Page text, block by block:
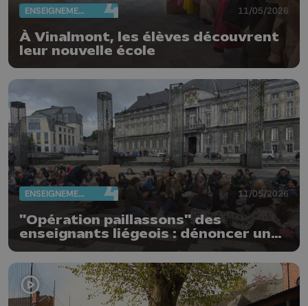
ENSEIGNEMENT 11/05/2026
À Vinalmont, les élèves découvrent
leur nouvelle école
ENSEIGNEMENT 11/05/2026
"Opération paillassons" des
enseignants liégeois : dénoncer une